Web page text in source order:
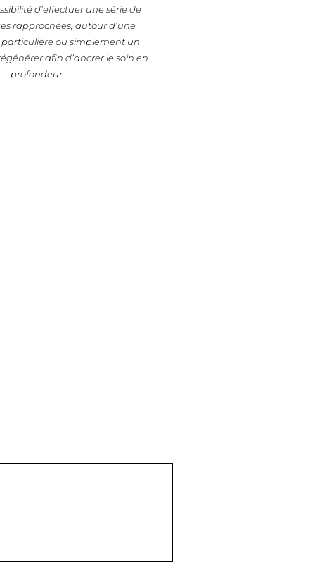
d’effectuer une série de
rapprochées, autour d’une
ou simplement un
afin d’ancrer le soin en
profondeur.